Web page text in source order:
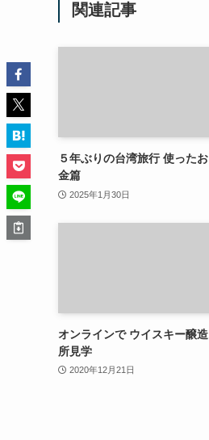
関連記事
５年ぶりの台湾旅行 使ったお
金篇
2025年1月30日
オンラインで ウイスキー醸造
所見学
2020年12月21日